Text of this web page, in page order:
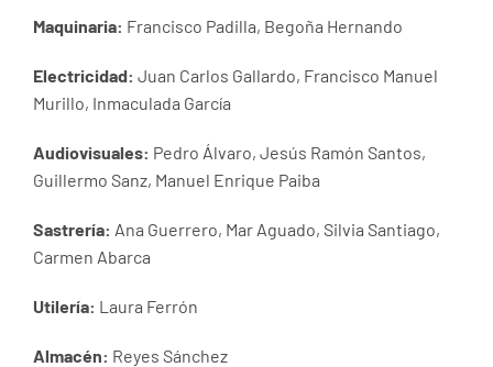
Maquinaria: Francisco Padilla, Begoña Hernando
Electricidad: Juan Carlos Gallardo, Francisco Manuel
Murillo, Inmaculada García
Audiovisuales: Pedro Álvaro, Jesús Ramón Santos,
Guillermo Sanz, Manuel Enrique Paiba
Sastrería: Ana Guerrero, Mar Aguado, Silvia Santiago,
Carmen Abarca
Utilería: Laura Ferrón
Almacén: Reyes Sánchez